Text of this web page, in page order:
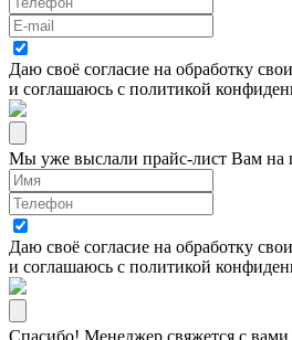
Даю своё согласие на обработку
и соглашаюсь с политикой
Мы уже выслали прайс-лист Вам на
Даю своё согласие на обработку
и соглашаюсь с политикой
Спасибо! Менеджер свяжется с